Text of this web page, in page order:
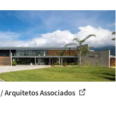
Arquitetos Associados